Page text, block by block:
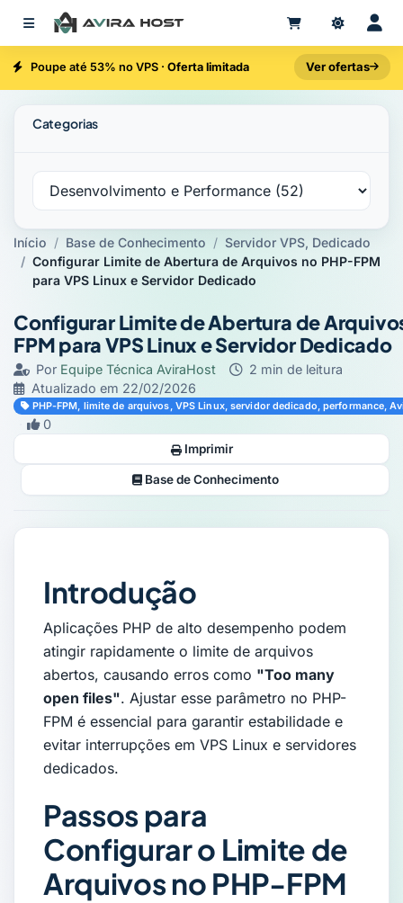
Poupe até 53% no VPS · Oferta limitada Ver ofertas
Categorias
Início Base de Conhecimento
Servidor VPS, Dedicado
Configurar Limite de Abertura de Arquivos no PHP-FPM
para VPS Linux e Servidor Dedicado
Configurar Limite de Abertura de
FPM para VPS Linux e Servidor Dedicado
Por Equipe Técnica AviraHost 2 min de leitura
Atualizado em 22/02/2026
PHP-FPM, limite de arquivos, VPS Linux, servidor dedicado, performance,
0
Imprimir
Base de Conhecimento
Introdução
Aplicações PHP de alto desempenho podem
atingir rapidamente o limite de arquivos
abertos, causando erros como "Too many
open files". Ajustar esse parâmetro no PHP-
FPM é essencial para garantir estabilidade e
evitar interrupções em VPS Linux e servidores
dedicados.
Passos para
Configurar o Limite de
Arquivos no PHP-FPM